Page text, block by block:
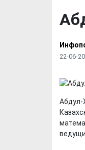
22-06-
Абдул-